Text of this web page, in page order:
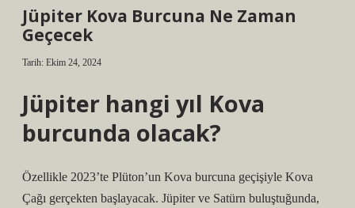
Jüpiter Kova Burcuna Ne Zaman
Geçecek
Tarih: Ekim 24, 2024
Jüpiter hangi yıl Kova
burcunda olacak?
Özellikle 2023’te Plüton’un Kova burcuna geçişiyle Kova
Çağı gerçekten başlayacak. Jüpiter ve Satürn buluştuğunda,